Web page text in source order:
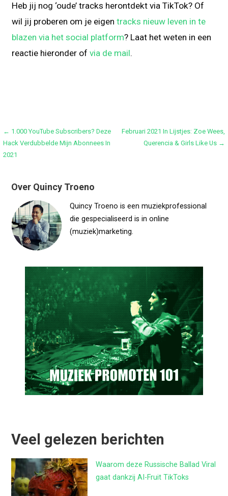
Heb jij nog ‘oude’ tracks herontdekt via TikTok? Of
wil jij proberen om je eigentracks nieuw leven in te
blazen via het social platform? Laat het weten in een
reactie hieronder ofvia de mail.
Bericht
navigatie
← 1.000 YouTube Subscribers? Deze
Hack Verdubbelde Mijn Abonnees In
2021
Februari 2021 In Lijstjes: Zoe Wees,
Querencia & Girls Like Us →
Over Quincy Troeno
Quincy Troeno is een muziekprofessional
die gespecialiseerd is in online
(muziek)marketing.
Veel gelezen berichten
Waarom deze Russische Ballad Viral
gaat dankzij AI-Fruit TikToks